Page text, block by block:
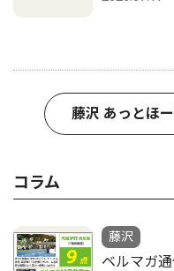
藤沢 あっとほ
コラム
藤沢
ベルマガ